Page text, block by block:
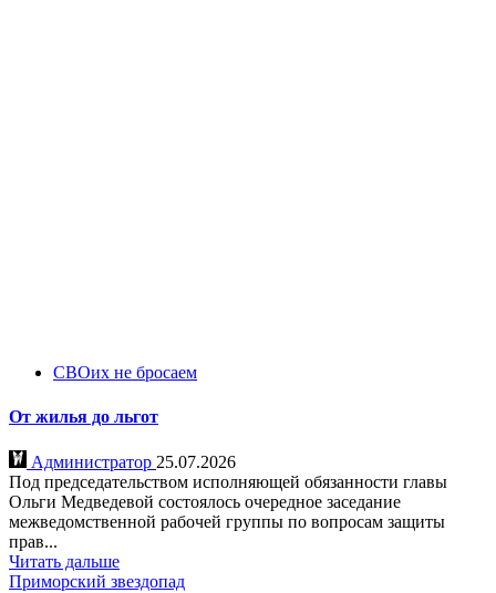
СВОих не бросаем
От жилья до льгот
Администратор 25.07.2026
Под председательством исполняющей обязанности главы
Ольги Медведевой состоялось очередное заседание
межведомственной рабочей группы по вопросам защиты
прав...
Читать дальше
Приморский звездопад